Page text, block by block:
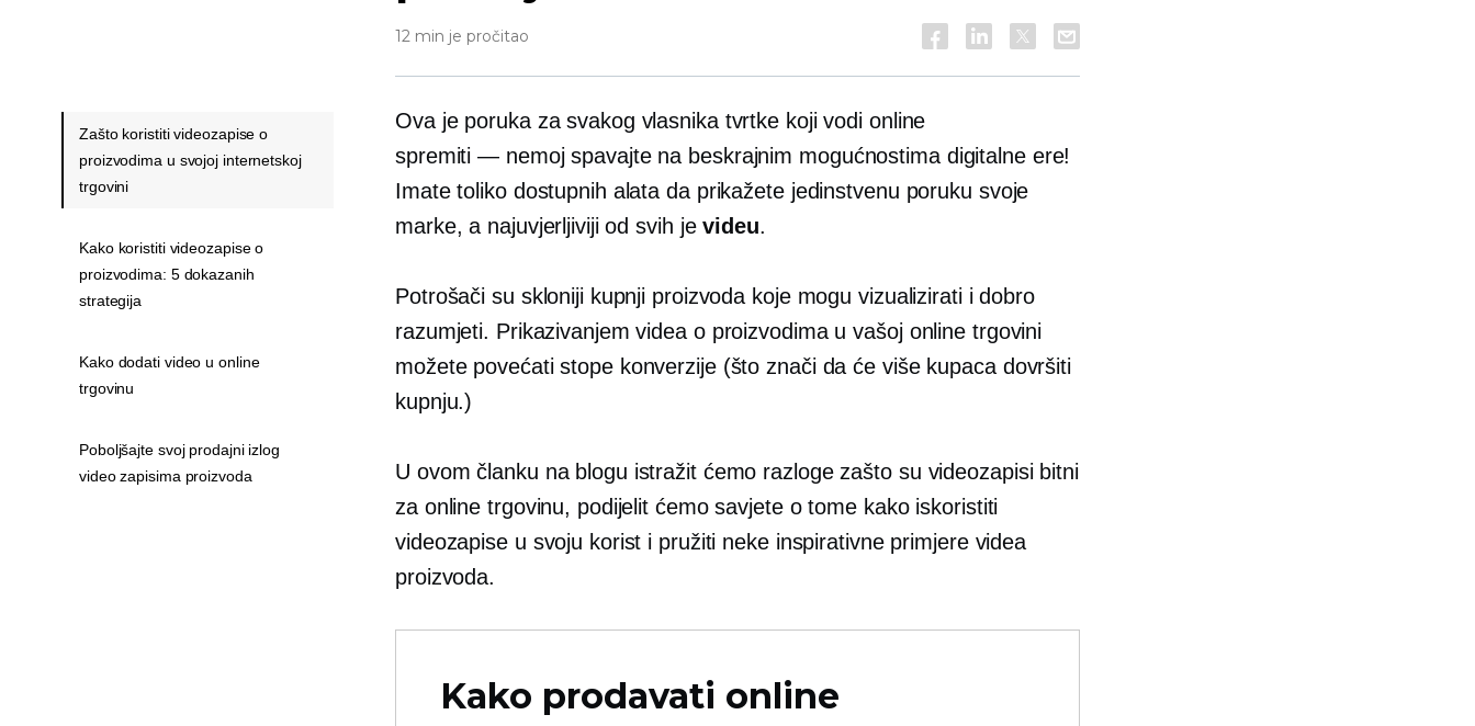
12 min je pročitao
Ova je poruka za svakog vlasnika tvrtke koji vodi online
spremiti — nemojspavajte na beskrajnim mogućnostima digitalne ere!
Imate toliko dostupnih alata da prikažete jedinstvenu poruku svoje
marke, a najuvjerljiviji od svih jevideu.
Potrošači su skloniji kupnji proizvoda koje mogu vizualizirati i dobro
razumjeti. Prikazivanjem videa o proizvodima u vašoj online trgovini
možete povećati stope konverzije (što znači da će više kupaca dovršiti
kupnju.)
U ovom članku na blogu istražit ćemo razloge zašto su videozapisi bitni
za online trgovinu, podijelit ćemo savjete o tome kako iskoristiti
videozapise u svoju korist i pružiti neke inspirativne primjere videa
proizvoda.
Kako prodavati online
Zašto koristiti videozapise o
proizvodima u svojoj internetskoj
trgovini
Kako koristiti videozapise o
proizvodima: 5 dokazanih
strategija
Kako dodati video u online
trgovinu
Poboljšajte svoj prodajni izlog
video zapisima proizvoda